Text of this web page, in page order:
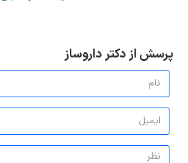
پرسش از دکتر داروساز